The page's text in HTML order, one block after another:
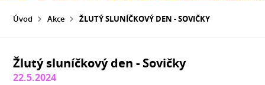
Úvod Akce ŽLUTÝ SLUNÍČKOVÝ DEN - SOVIČKY
Žlutý sluníčkový den - Sovičky
22.5.2024